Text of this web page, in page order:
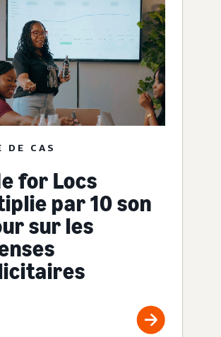
DE CAS
for Locs
par 10 son
sur les